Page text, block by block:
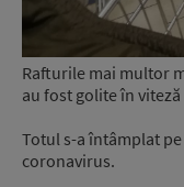
Rafturile mai multor
au fost golite în
Totul s-a întâmplat
coronavirus.